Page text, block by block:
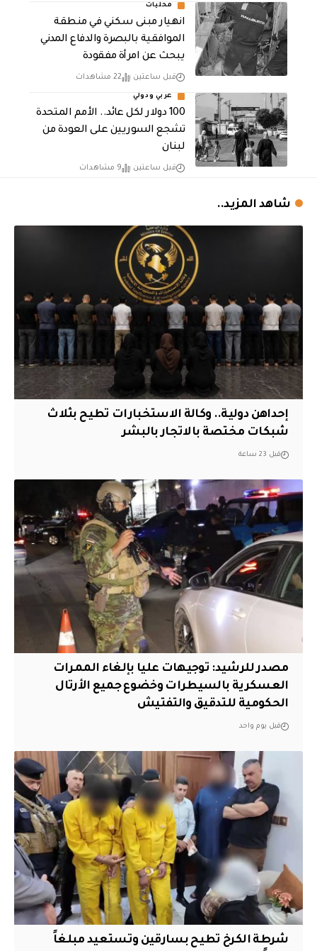
محليات
انهيار مبنى سكني في منطقة
الموافقية بالبصرة والدفاع المدني
يبحث عن امرأة مفقودة
قبل ساعتين 22 مشاهدات
عربي ودولي
100 دولار لكل عائد.. الأمم المتحدة
تشجع السوريين على العودة من
لبنان
قبل ساعتين 9 مشاهدات
شاهد المزيد..
إحداهن دولية.. وكالة الاستخبارات تطيح بثلاث
شبكات مختصة بالاتجار بالبشر
قبل 23 ساعة
مصدر للرشيد: توجيهات عليا بإلغاء الممرات
العسكرية بالسيطرات وخضوع جميع الأرتال
الحكومية للتدقيق والتفتيش
قبل يوم واحد
شرطة الكرخ تطيح بسارقين وتستعيد مبلغاً